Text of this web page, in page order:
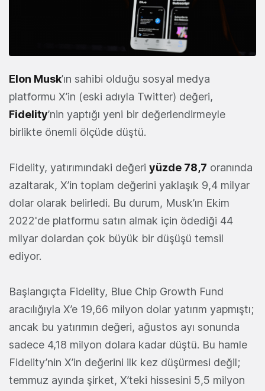
Elon Musk’ın sahibi olduğu sosyal medya
platformu X’in (eski adıyla Twitter) değeri,
Fidelity’nin yaptığı yeni bir değerlendirmeyle
birlikte önemli ölçüde düştü.
Fidelity, yatırımındaki değeri yüzde 78,7 oranında
azaltarak, X’in toplam değerini yaklaşık 9,4 milyar
dolar olarak belirledi. Bu durum, Musk’ın Ekim
2022'de platformu satın almak için ödediği 44
milyar dolardan çok büyük bir düşüşü temsil
ediyor.
Başlangıçta Fidelity, Blue Chip Growth Fund
aracılığıyla X’e 19,66 milyon dolar yatırım yapmıştı;
ancak bu yatırımın değeri, ağustos ayı sonunda
sadece 4,18 milyon dolara kadar düştü. Bu hamle
Fidelity’nin X’in değerini ilk kez düşürmesi değil;
temmuz ayında şirket, X’teki hissesini 5,5 milyon